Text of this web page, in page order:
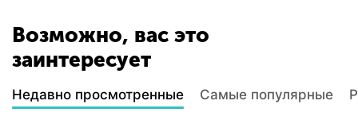
Возможно, вас это
заинтересует
Недавно просмотренные Самые популярные